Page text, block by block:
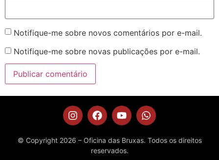
Notifique-me sobre novos comentários por e-mail.
Notifique-me sobre novas publicações por e-mail.
© Copyright 2026 – Oficina das Bruxas. Todos os direitos
reservados.